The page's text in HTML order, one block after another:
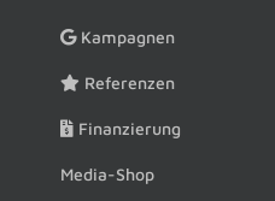
Kampagnen
Referenzen
Finanzierung
Media-Shop